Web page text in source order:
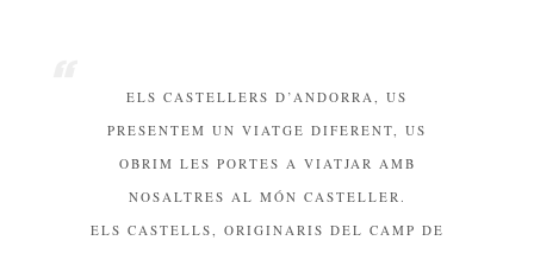
ELS CASTELLERS D’ANDORRA, US
PRESENTEM UN VIATGE DIFERENT, US
OBRIM LES PORTES A VIATJAR AMB
NOSALTRES AL MÓN CASTELLER.
ELS CASTELLS, ORIGINARIS DEL CAMP DE